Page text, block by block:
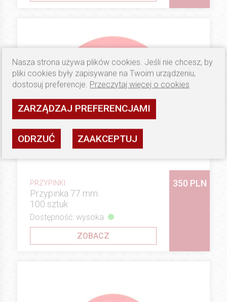
PRZYPINKI
Przypinka 77 mm
100 sztuk
350 PLN
Dostępność: wysoka
ZOBACZ
Nasza strona używa plików cookies. Jeśli nie chcesz, by
pliki cookies były zapisywane na Twoim urządzeniu,
dostosuj preferencje. Przeczytaj więcej o cookies
ZARZĄDZAJ PREFERENCJAMI
ODRZUĆ ZAAKCEPTUJ